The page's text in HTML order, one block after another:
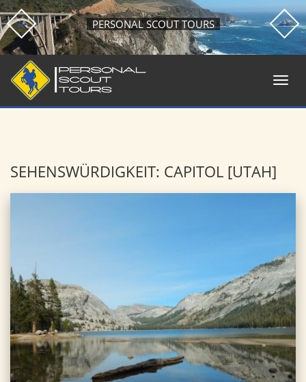
PERSONAL SCOUT TOURS
SEHENSWÜRDIGKEIT: CAPITOL [UTAH]